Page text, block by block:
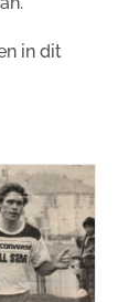
in dit